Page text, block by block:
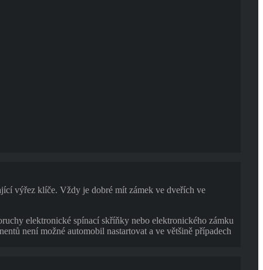
výřez klíče. Vždy je dobré mít zámek ve dveřích ve
elektronické spínací skříňky nebo elektronického zámku
není možné automobil nastartovat a ve většině případech